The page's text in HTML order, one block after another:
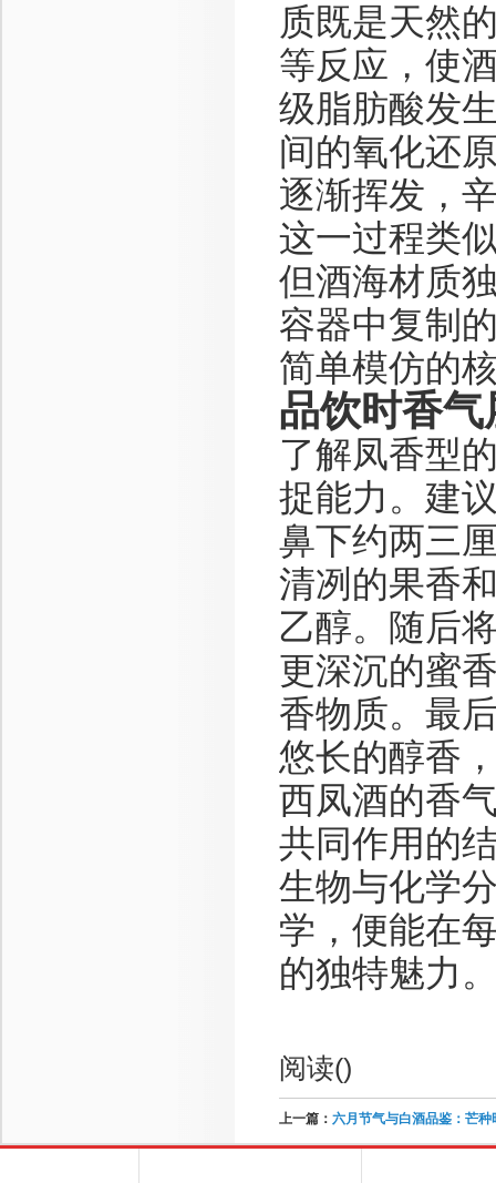
质既是天然
等反应，使
级脂肪酸发
间的氧化还
逐渐挥发，
这一过程类
但酒海材质
容器中复制
简单模仿的
品饮时香
了解凤香型
捉能力。建
鼻下约两三
清冽的果香
乙醇。随后
更深沉的蜜
香物质。最
悠长的醇香
西凤酒的香
共同作用的
生物与化学
学，便能在
的独特魅力
阅读()
上一篇： 六月节气与白酒品鉴：芒